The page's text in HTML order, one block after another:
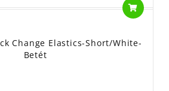
Change Elastics-Short/White-
Betét